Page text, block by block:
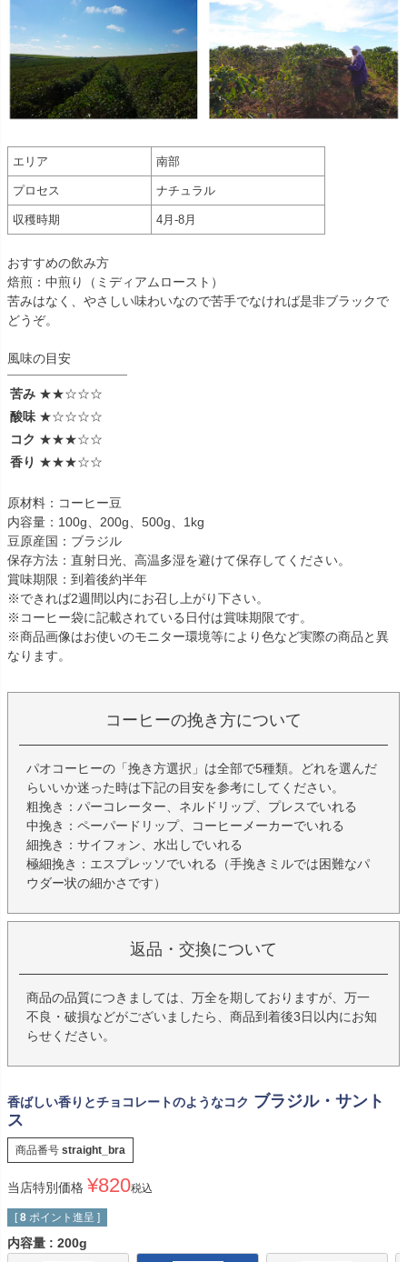
エリア 南部
プロセス ナチュラル
収穫時期 4月-8月
おすすめの飲み方
焙煎：中煎り（ミディアムロースト）
苦みはなく、やさしい味わいなので苦手でなければ是非ブラックで
どうぞ。
風味の目安
苦み ★★☆☆☆
酸味 ★☆☆☆☆
コク ★★★☆☆
香り ★★★☆☆
原材料：コーヒー豆
内容量：100g、200g、500g、1kg
豆原産国：ブラジル
保存方法：直射日光、高温多湿を避けて保存してください。
賞味期限：到着後約半年
※できれば2週間以内にお召し上がり下さい。
※コーヒー袋に記載されている日付は賞味期限です。
※商品画像はお使いのモニター環境等により色など実際の商品と異
なります。
コーヒーの挽き方について
パオコーヒーの「挽き方選択」は全部で5種類。どれを選んだ
らいいか迷った時は下記の目安を参考にしてください。
粗挽き：パーコレーター、ネルドリップ、プレスでいれる
中挽き：ペーパードリップ、コーヒーメーカーでいれる
細挽き：サイフォン、水出しでいれる
極細挽き：エスプレッソでいれる（手挽きミルでは困難なパ
ウダー状の細かさです）
返品・交換について
商品の品質につきましては、万全を期しておりますが、万一
不良・破損などがございましたら、商品到着後3日以内にお知
らせください。
香ばしい香りとチョコレートのようなコク ブラジル・サント
ス
商品番号 straight_bra
当店特別価格 ¥820税込
[ 8 ポイント進呈 ]
内容量 200g